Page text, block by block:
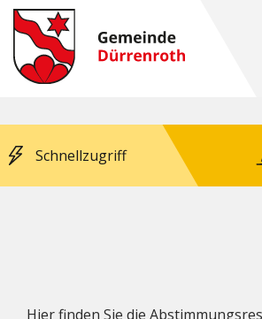
Schnellzugriff
Hierfinden Sie die